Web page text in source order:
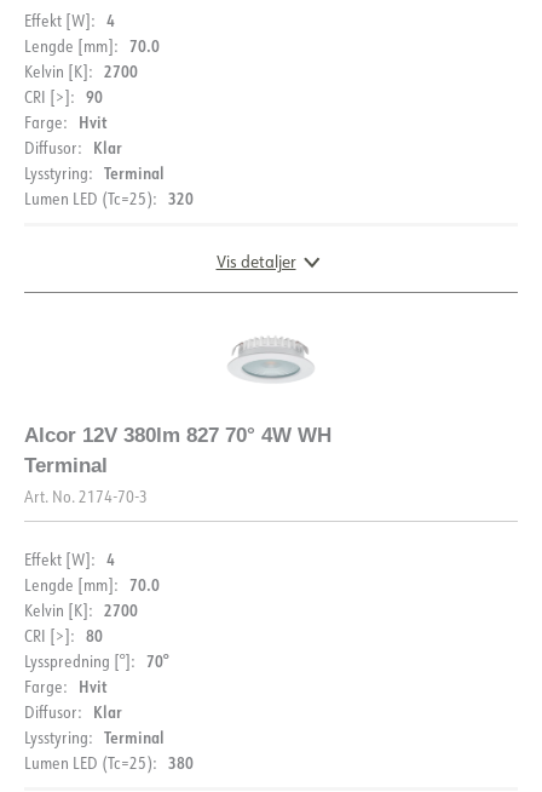
DOKUMENTASJON
Datablad (NO)
Effekt [W]: 4
Lengde [mm]: 70.0
Kelvin [K]: 2700
CRI [>]: 90
Farge: Hvit
Diffusor: Klar
Lysstyring: Terminal
Lumen LED (Tc=25): 320
Vis detaljer
DIMENSJONER OG LYSDISTRIBUSJON
Alcor 12V 380lm 827 70° 4W WH
Terminal
Art. No. 2174-70-3
Effekt [W]: 4
Lengde [mm]: 70.0
Kelvin [K]: 2700
CRI [>]: 80
Lysspredning [°]: 70°
Farge: Hvit
Diffusor: Klar
Lysstyring: Terminal
Lumen LED (Tc=25): 380